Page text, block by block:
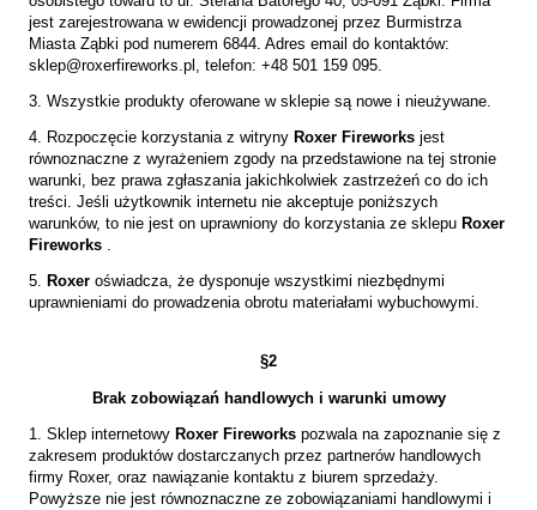
jest zarejestrowana w ewidencji prowadzonej przez Burmistrza
Miasta Ząbki pod numerem 6844. Adres email do kontaktów:
sklep@roxerfireworks.pl, telefon: +48 501 159 095.
3. Wszystkie produkty oferowane w sklepie są nowe i nieużywane.
4. Rozpoczęcie korzystania z witryny Roxer Fireworks jest
równoznaczne z wyrażeniem zgody na przedstawione na tej stronie
warunki, bez prawa zgłaszania jakichkolwiek zastrzeżeń co do ich
treści. Jeśli użytkownik internetu nie akceptuje poniższych
warunków, to nie jest on uprawniony do korzystania ze sklepu Roxer
Fireworks .
5. Roxer oświadcza, że dysponuje wszystkimi niezbędnymi
uprawnieniami do prowadzenia obrotu materiałami wybuchowymi.
§2
Brak zobowiązań handlowych i warunki umowy
1. Sklep internetowy Roxer Fireworks pozwala na zapoznanie się z
zakresem produktów dostarczanych przez partnerów handlowych
firmy Roxer, oraz nawiązanie kontaktu z biurem sprzedaży.
Powyższe nie jest równoznaczne ze zobowiązaniami handlowymi i